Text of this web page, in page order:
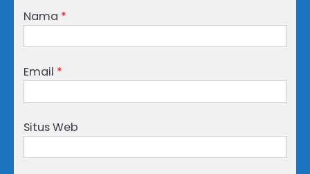
Nama *
Email *
Situs Web